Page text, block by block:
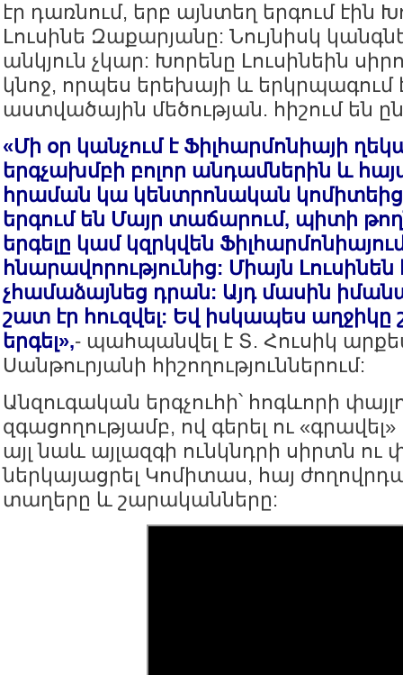
էր դառնում, երբ այնտեղ երգում էին
Լուսինե Զաքարյանը: Նույնիսկ
անկյուն չկար: Խորենը Լուսինեին
կնոջ, որպես երեխայի և երկրպագում
աստվածային մեծության. հիշում են
«Մի օր կանչում է Ֆիլհարմոնիայի
երգչախմբի բոլոր անդամներին և
հրաման կա կենտրոնական
երգում են Մայր տաճարում, պիտի
երգելը կամ կզրկվեն
հնարավորությունից: Միայն Լուսինեն
չհամաձայնեց դրան: Այդ մասին
շատ էր հուզվել: Եվ իսկապես աղջիկը
երգել»,- պահպանվել է Տ. Հուսիկ
Սանթուրյանի հիշողություններում:
Անզուգական երգչուհի՝ հոգևորի
զգացողությամբ, ով գերել ու «գրավել»
այլ նաև այլազգի ունկնդրի սիրտն ու
ներկայացրել Կոմիտաս, հայ
տաղերը և շարականները: